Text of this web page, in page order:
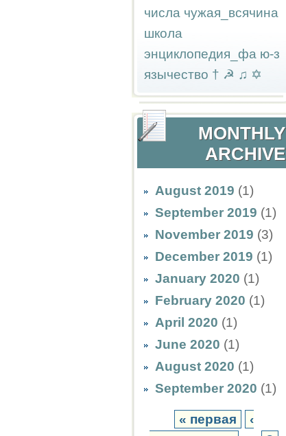
числа чужая_всячина
школа
энциклопедия_фа ю-з
язычество † ☭ ♫ ✡
MONTHLY
ARCHIVE
August 2019 (1)
September 2019 (1)
November 2019 (3)
December 2019 (1)
January 2020 (1)
February 2020 (1)
April 2020 (1)
June 2020 (1)
August 2020 (1)
September 2020 (1)
« первая
‹